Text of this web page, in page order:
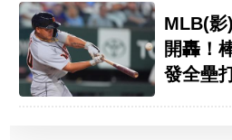
MLB(影
開轟！
發全壘